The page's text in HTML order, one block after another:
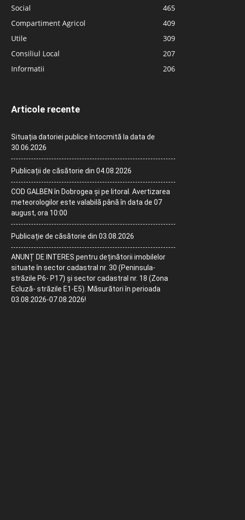
Social
465
Compartiment Agricol
409
Utile
309
Consiliul Local
207
Informatii
206
Articole recente
Situația datoriei publice întocmită la data de
30.06.2026
Publicații de căsătorie din 04.08.2026
COD GALBEN în Dobrogea și pe litoral. Avertizarea
meteorologilor este valabilă până în data de 07
august, ora 10:00
Publicație de căsătorie din 03.08.2026
ANUNȚ DE INTERES pentru deținătorii imobilelor
situate în sector cadastral nr. 30 (Peninsula-
străzile P6- P17) și sector cadastral nr. 18 (Zona
Ecluză- străzile E1-E5). Măsurători în perioada
03.08.2026-07.08.2026!